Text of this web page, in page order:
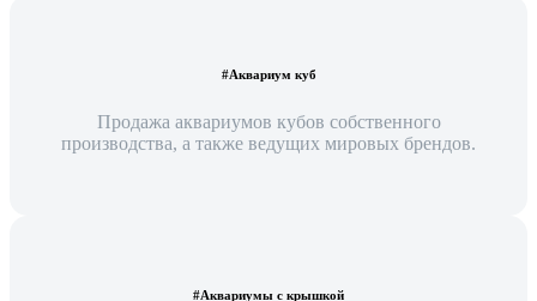
#Аквариум куб
Продажа аквариумов кубов собственного
производства, а также ведущих мировых брендов.
#Аквариумы с крышкой